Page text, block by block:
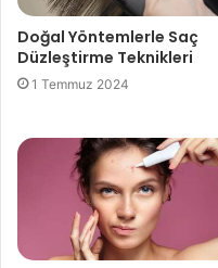
Doğal Yöntemlerle Saç
Düzleştirme Teknikleri
1 Temmuz 2024